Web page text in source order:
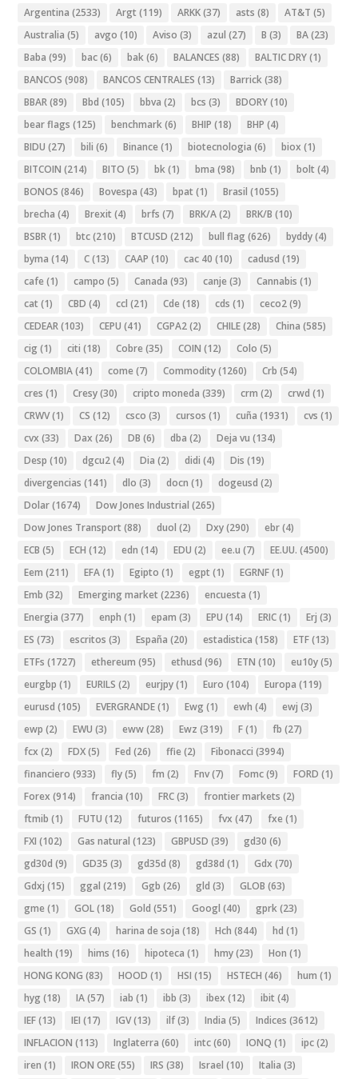
Argentina (2533) Argt (119) ARKK(37) asts (8) AT&T (5)
Australia (5) avgo (10) Aviso (3) azul (27) B (3) BA(23)
Baba (99) bac(6) bak(6) BALANCES (88) BALTIC DRY(1)
BANCOS (908) BANCOS CENTRALES (13) Barrick(38)
BBAR(89) Bbd (105) bbva (2) bcs (3) BDORY(10)
bear flags (125) benchmark(6) BHIP (18) BHP (4)
BIDU (27) bili (6) Binance (1) biotecnologia (6) biox (1)
BITCOIN (214) BITO (5) bk(1) bma (98) bnb (1) bolt (4)
BONOS (846) Bovespa (43) bpat (1) Brasil (1055)
brecha (4) Brexit (4) brfs (7) BRK/A(2) BRK/B (10)
BSBR(1) btc(210) BTCUSD (212) bull flag (626) byddy(4)
byma (14) C(13) CAAP (10) cac 40 (10) cadusd (19)
cafe (1) campo (5) Canada (93) canje (3) Cannabis (1)
cat (1) CBD (4) ccl (21) Cde (18) cds (1) ceco2(9)
CEDEAR(103) CEPU (41) CGPA2(2) CHILE(28) China (585)
cig (1) citi (18) Cobre (35) COIN (12) Colo (5)
COLOMBIA(41) come (7) Commodity(1260) Crb (54)
cres (1) Cresy(30) cripto moneda (339) crm (2) crwd (1)
CRWV(1) CS (12) csco (3) cursos (1) cuña (1931) cvs (1)
cvx (33) Dax (26) DB (6) dba (2) Deja vu (134)
Desp (10) dgcu2(4) Dia (2) didi (4) Dis (19)
divergencias (141) dlo (3) docn (1) dogeusd (2)
Dolar(1674) Dow Jones Industrial (265)
Dow Jones Transport (88) duol (2) Dxy(290) ebr(4)
ECB (5) ECH (12) edn (14) EDU (2) ee.u (7) EE.UU. (4500)
Eem (211) EFA(1) Egipto (1) egpt (1) EGRNF(1)
Emb (32) Emerging market (2236) encuesta (1)
Energia (377) enph (1) epam (3) EPU (14) ERIC(1) Erj (3)
ES (73) escritos (3) España (20) estadistica (158) ETF(13)
ETFs (1727) ethereum (95) ethusd (96) ETN (10) eu10y(5)
eurgbp (1) EURILS (2) eurjpy(1) Euro (104) Europa (119)
eurusd (105) EVERGRANDE(1) Ewg (1) ewh (4) ewj (3)
ewp (2) EWU (3) eww(28) Ewz (319) F(1) fb (27)
fcx (2) FDX(5) Fed (26) ffie (2) Fibonacci (3994)
financiero (933) fly(5) fm (2) Fnv(7) Fomc(9) FORD (1)
Forex (914) francia (10) FRC(3) frontier markets (2)
ftmib (1) FUTU (12) futuros (1165) fvx (47) fxe (1)
FXI (102) Gas natural (123) GBPUSD (39) gd30 (6)
gd30d (9) GD35 (3) gd35d (8) gd38d (1) Gdx (70)
Gdxj (15) ggal (219) Ggb (26) gld (3) GLOB (63)
gme (1) GOL(18) Gold (551) Googl (40) gprk(23)
GS (1) GXG (4) harina de soja (18) Hch (844) hd (1)
health (19) hims (16) hipoteca (1) hmy(23) Hon (1)
HONG KONG (83) HOOD (1) HSI (15) HSTECH (46) hum (1)
hyg (18) IA(57) iab (1) ibb (3) ibex (12) ibit (4)
IEF(13) IEI (17) IGV(13) ilf(3) India (5) Indices (3612)
INFLACION (113) Inglaterra (60) intc(60) IONQ (1) ipc(2)
iren (1) IRON ORE(55) IRS (38) Israel (10) Italia (3)